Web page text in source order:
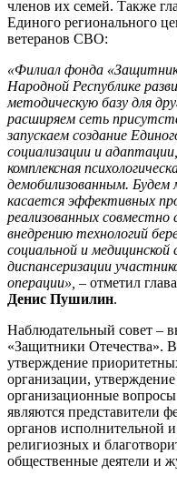
членов их семей. Также
Единого регионального
ветеранов СВО:
«Филиал фонда
Народной Республике
методическую базу для
расширяем сеть
запускаем создание
социализации и
комплексная
демобилизованным.
касается эффективных
реализованных совместно
внедрению технологий
социальной и
диспансеризации
операции», – отметил
Денис Пушилин.
Наблюдательный совет –
«Защитники Отечества».
утверждение
организации,
организационные
являются представители
органов исполнительной
религиозных и
общественные деятели и